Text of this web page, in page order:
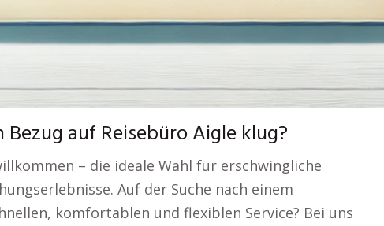
auf Reisebüro Aigle klug?
– die ideale Wahl für erschwingliche
Auf der Suche nach einem
komfortablen und flexiblen Service? Bei uns